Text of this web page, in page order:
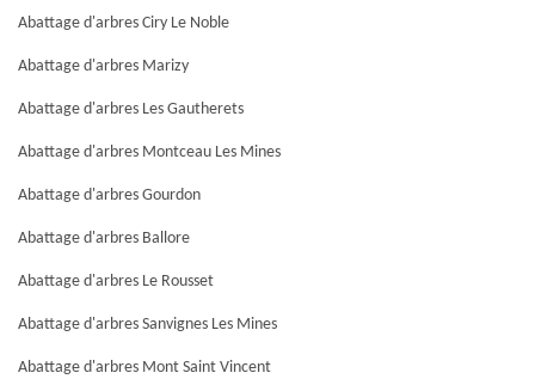
Abattage d'arbres Ciry Le Noble
Abattage d'arbres Marizy
Abattage d'arbres Les Gautherets
Abattage d'arbres Montceau Les Mines
Abattage d'arbres Gourdon
Abattage d'arbres Ballore
Abattage d'arbres Le Rousset
Abattage d'arbres Sanvignes Les Mines
Abattage d'arbres Mont Saint Vincent